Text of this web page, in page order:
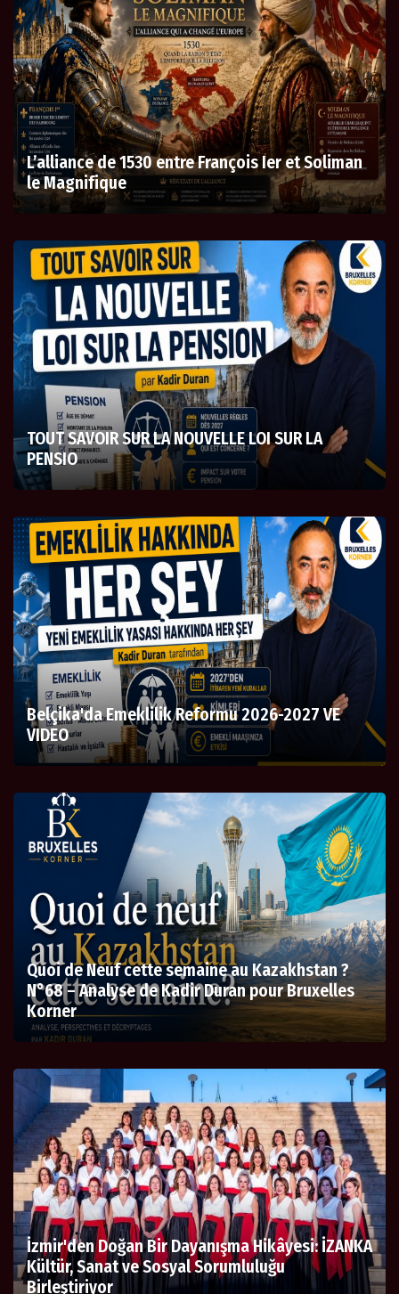
L’alliance de 1530 entre François Ier et Soliman
le Magnifique
TOUT SAVOIR SUR LA NOUVELLE LOI SUR LA
PENSIO
Belçika'da Emeklilik Reformu 2026-2027 VE
VIDEO
Quoi de Neuf cette semaine au Kazakhstan ?
N°68 – Analyse de Kadir Duran pour Bruxelles
Korner
İzmir'den Doğan Bir Dayanışma Hikâyesi: İZANKA
Kültür, Sanat ve Sosyal Sorumluluğu
Birleştiriyor